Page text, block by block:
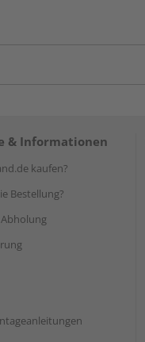
& Informationen
kaufen?
Bestellung?